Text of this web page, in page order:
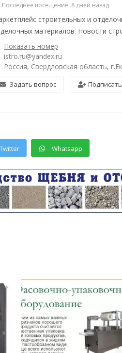
Последнее посещение: 8 дней назад
строительных и
материалов. Новости
Показать номер
istro.ru@yandex.ru
Россия, Свердловская область,
Задать вопрос
Twitter Whatsapp